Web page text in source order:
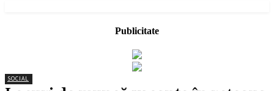
Publicitate
SOCIAL